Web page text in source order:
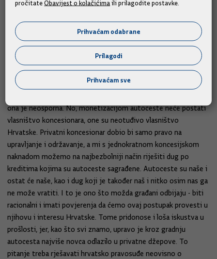
činjenicama, nisu racionalni, nego ulaze u sferu iracionalnog i
sferu zastrašivanja tako da ljude tjeraju da razmišljaju na
emocionalnoj, a ne racionalnoj razini.
Slažete li se da autoceste nisu samo matematika?
ona je neosporna. No, monetizacijom autoceste neće postati
vlasništvo koncesionara, one su neotuđivo vlasništvo
Hrvatske. Privatni koncesionar dobio bi samo pravo na
upravljanje i održavanje, a mi s jednokratnom koncesijskom
naknadom možemo na najbezbolniji način riješiti dug po
kreditima kojima su autoceste sagrađene. Autoceste su naše i
ostat će naše, kao i dug koji je također naš i nitko osim nas ga
ne može vratiti. I to je ono što možda građani odbijaju - biti
racionalni i imati povjerenja da ćemo ovaj postupak provesti u
njihovu i interesu Hrvatske. Tome pridonose i loša iskustva u
prošlosti, jer, kao što svi znamo, upravo je kroz gradnju
autocesta najviše novca odlazilo u privatne džepove. To
pitanje treba rješavati hrvatsko pravosuđe neovisno o
pročitateObavijest o kolačićimaili prilagodite postavke.
Prihvaćam odabrane
Prilagodi
Prihvaćam sve